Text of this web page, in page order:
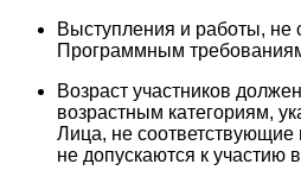
Выступления и работы, не
Программным
Возраст участников
возрастным категориям,
Лица, не соответствующие
не допускаются к участию